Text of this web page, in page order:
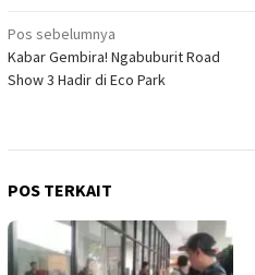
Navigasi
pos
Pos sebelumnya
Kabar Gembira! Ngabuburit Road
Show 3 Hadir di Eco Park
POS TERKAIT